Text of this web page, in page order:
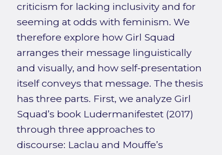
criticism for lacking inclusivity and for
seeming at odds with feminism. We
therefore explore how Girl Squad
arranges their message linguistically
and visually, and how self-presentation
itself conveys that message. The thesis
has three parts. First, we analyze Girl
Squad’s book Ludermanifestet (2017)
through three approaches to
discourse: Laclau and Mouffe’s